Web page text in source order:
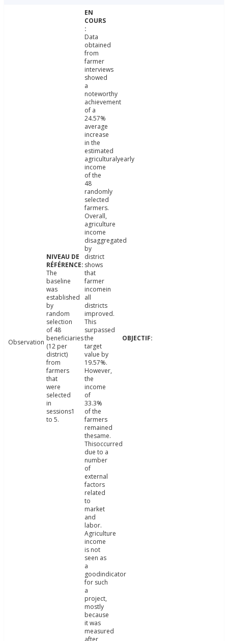
Observation
The
baseline
was
established
by
random
selection
of 48
beneficiaries
(12 per
district)
from
farmers
that
were
selected
in
sessions1
to 5.
Data
obtained
from
farmer
interviews
showed
a
noteworthy
achievement
of a
24.57%
average
increase
in the
estimated
agriculturalyearly
income
of the
48
randomly
selected
farmers.
Overall,
agriculture
income
disaggregated
by
district
shows
that
farmer
incomein
all
districts
improved.
This
surpassed
the
target
value by
19.57%.
However,
the
income
of
33.3%
of the
farmers
remained
thesame.
Thisoccurred
due to a
number
of
external
factors
related
to
market
and
labor.
Agriculture
income
is not
seen as
a
goodindicator
for such
a
project,
mostly
because
it was
measured